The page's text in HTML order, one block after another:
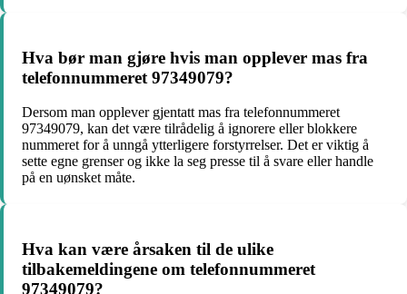
Hva bør man gjøre hvis man opplever mas fra
telefonnummeret 97349079?
Dersom man opplever gjentatt mas fra telefonnummeret
97349079, kan det være tilrådelig å ignorere eller blokkere
nummeret for å unngå ytterligere forstyrrelser. Det er viktig å
sette egne grenser og ikke la seg presse til å svare eller handle
på en uønsket måte.
Hva kan være årsaken til de ulike
tilbakemeldingene om telefonnummeret
97349079?